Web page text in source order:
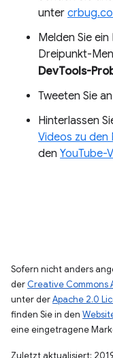
unter
Melden Sie
Dreipunkt-
DevTools-
Tweeten Sie an
Hinterlassen
Videos zu den
den YouTube-
Sofern nicht anders
der Creative Commons
unter derApache 2.0
finden Sie in den
eine eingetragene
Zuletzt aktualisiert: